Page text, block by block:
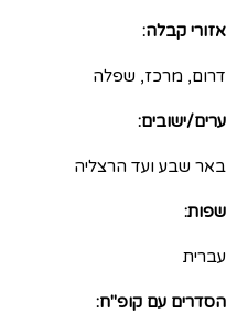
אזורי קבלה:
דרום, מרכז, שפלה
ערים/ישובים:
באר שבע ועד הרצליה
שפות:
עברית
הסדרים עם קופ"ח: